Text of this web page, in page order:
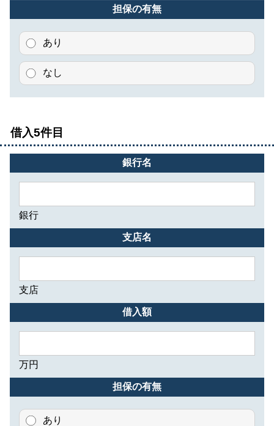
担保の有無
あり
なし
借入5件目
銀行名
銀行
支店名
支店
借入額
万円
担保の有無
あり